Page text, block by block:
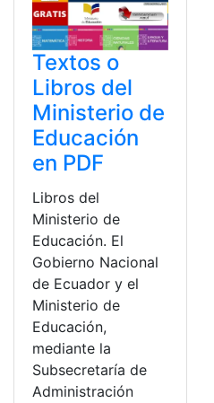
Textos o
Libros del
Ministerio de
Educación
en PDF
Libros del
Ministerio de
Educación. El
Gobierno Nacional
de Ecuador y el
Ministerio de
Educación,
mediante la
Subsecretaría de
Administración